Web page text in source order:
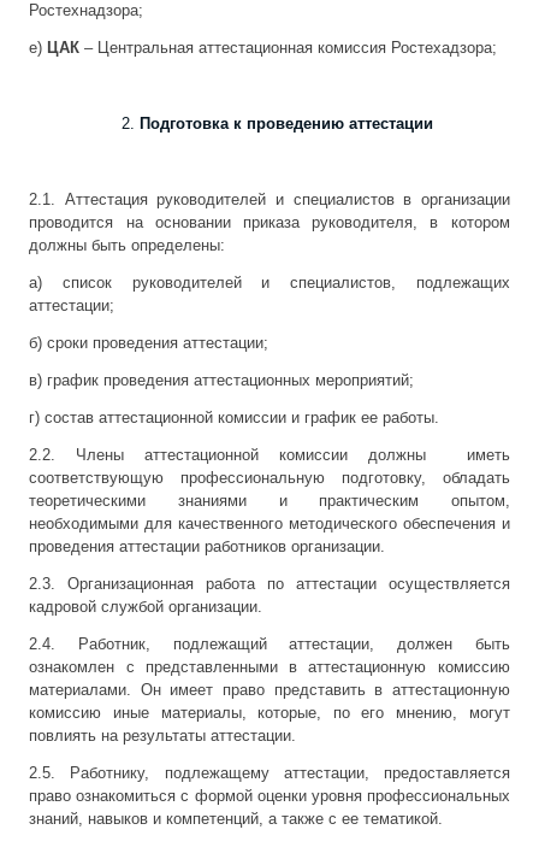
Ростехнадзора;
е) ЦАК – Центральная аттестационная комиссия Ростехадзора;
Подготовка к проведению аттестации
2.1. Аттестация руководителей и специалистов в организации
проводится на основании приказа руководителя, в котором
должны быть определены:
а) список руководителей и специалистов, подлежащих
аттестации;
б) сроки проведения аттестации;
в) график проведения аттестационных мероприятий;
г) состав аттестационной комиссии и график ее работы.
2.2. Члены аттестационной комиссии должны иметь
соответствующую профессиональную подготовку, обладать
теоретическими знаниями и практическим опытом,
необходимыми для качественного методического обеспечения и
проведения аттестации работников организации.
2.3. Организационная работа по аттестации осуществляется
кадровой службой организации.
2.4. Работник, подлежащий аттестации, должен быть
ознакомлен с представленными в аттестационную комиссию
материалами. Он имеет право представить в аттестационную
комиссию иные материалы, которые, по его мнению, могут
повлиять на результаты аттестации.
2.5. Работнику, подлежащему аттестации, предоставляется
право ознакомиться с формой оценки уровня профессиональных
знаний, навыков и компетенций, а также с ее тематикой.